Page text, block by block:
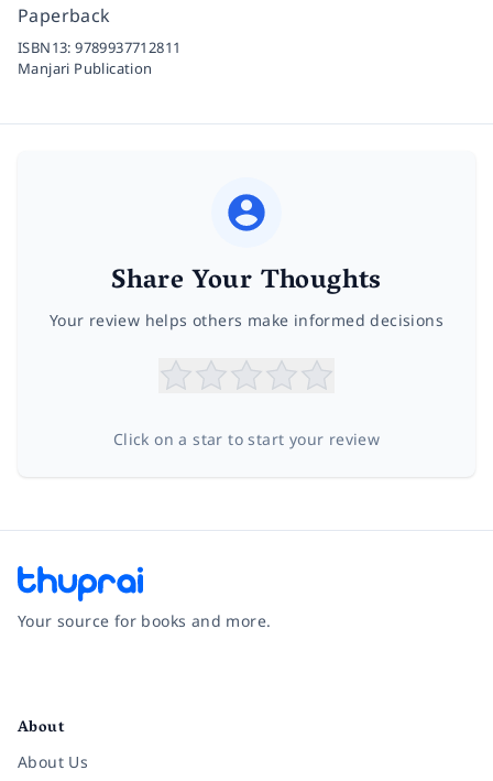
Paperback
ISBN13:9789937712811
Manjari Publication
Share Your Thoughts
Your review helps others make informed decisions
Click on a star to start your review
Your source for books and more.
About
About Us